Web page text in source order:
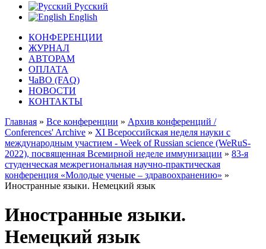
Русский
English
КОНФЕРЕНЦИИ
ЖУРНАЛ
АВТОРАМ
ОПЛАТА
ЧаВО (FAQ)
НОВОСТИ
КОНТАКТЫ
Главная » Все конференции » Архив конференций /
Conferences' Archive » ХI Всероссийская неделя науки с
международным участием - Week of Russian science (WeRuS-
2022), посвященная Всемирной неделе иммунизации » 83-я
студенческая межрегиональная научно-практическая
конференция «Молодые ученые – здравоохранению» »
Иностранные языки. Немецкий язык
Иностранные языки.
Немецкий язык